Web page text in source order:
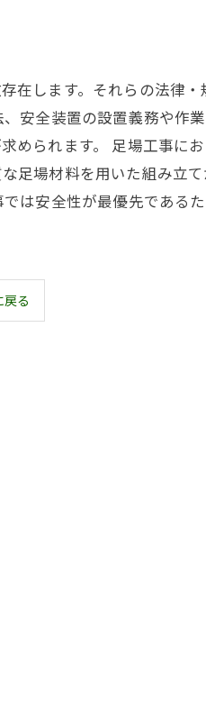
在します。それらの法律
安全装置の設置義務や作
られます。 足場工事に
足場材料を用いた組み立
は安全性が最優先である
戻る